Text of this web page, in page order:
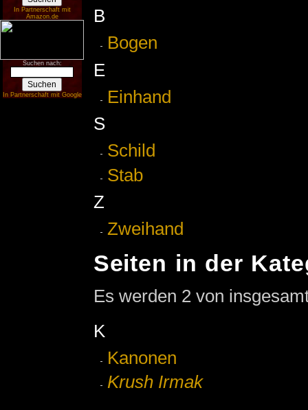
In Partnerschaft mit
Amazon.de
Suchen nach:
In Partnerschaft mit Google
B
Bogen
E
Einhand
S
Schild
Stab
Z
Zweihand
Seiten in der
Es werden 2 von
K
Kanonen
Krush Irmak